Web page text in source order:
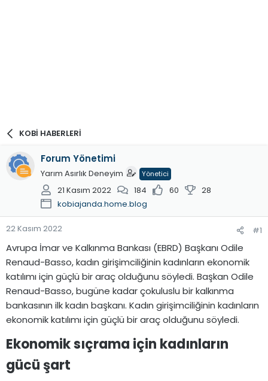
KOBİ HABERLERİ
Forum Yönetimi
Yarım Asırlık Deneyim Yönetici
21 Kasım 2022 184 60
28
kobiajanda.home.blog
22 Kasım 2022 #1
Avrupa İmar ve Kalkınma Bankası (EBRD) Başkanı Odile
Renaud-Basso, kadın girişimciliğinin kadınların ekonomik
katılımı için güçlü bir araç olduğunu söyledi. Başkan Odile
Renaud-Basso, bugüne kadar çokuluslu bir kalkınma
bankasının ilk kadın başkanı. Kadın girişimciliğinin kadınların
ekonomik katılımı için güçlü bir araç olduğunu söyledi.
Ekonomik sıçrama için kadınların
gücü şart​